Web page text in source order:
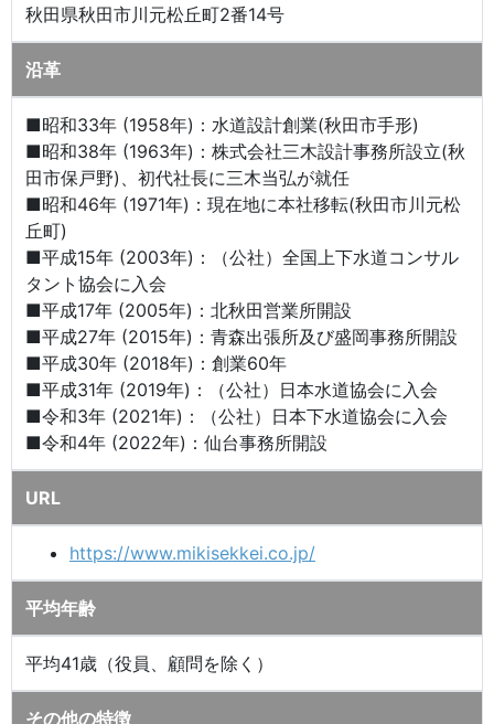
秋田県秋田市川元松丘町2番14号
沿革
■昭和33年 (1958年)：水道設計創業(秋田市手形)
■昭和38年 (1963年)：株式会社三木設計事務所設立(秋
田市保戸野)、初代社長に三木当弘が就任
■昭和46年 (1971年)：現在地に本社移転(秋田市川元松
丘町)
■平成15年 (2003年)：（公社）全国上下水道コンサル
タント協会に入会
■平成17年 (2005年)：北秋田営業所開設
■平成27年 (2015年)：青森出張所及び盛岡事務所開設
■平成30年 (2018年)：創業60年
■平成31年 (2019年)：（公社）日本水道協会に入会
■令和3年 (2021年)：（公社）日本下水道協会に入会
■令和4年 (2022年)：仙台事務所開設
URL
https://www.mikisekkei.co.jp/
平均年齢
平均41歳（役員、顧問を除く）
その他の特徴